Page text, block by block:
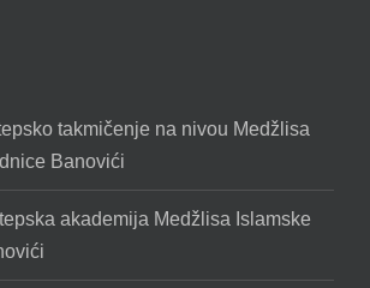
takmičenje na nivou Medžlisa
Banovići
akademija Medžlisa Islamske